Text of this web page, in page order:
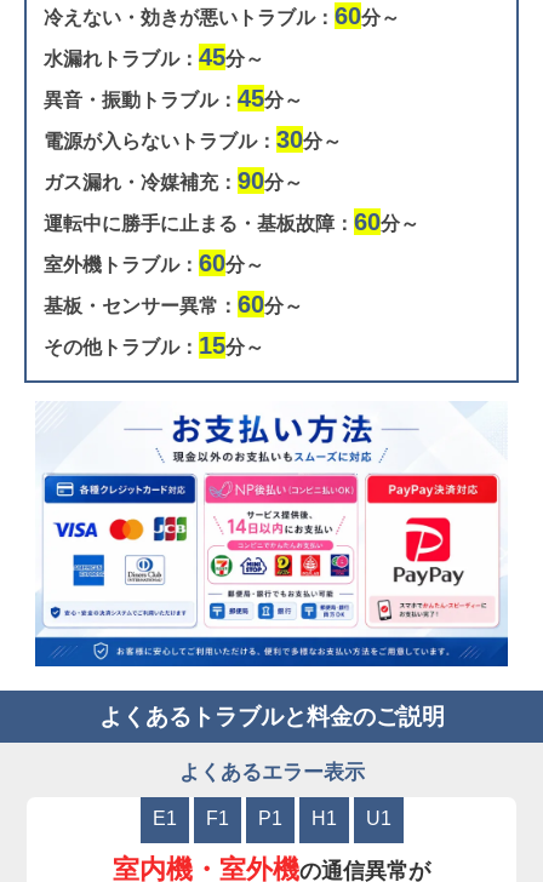
冷えない・効きが悪いトラブル： 60分～
水漏れトラブル： 45分～
異音・振動トラブル： 45分～
電源が入らないトラブル： 30分～
ガス漏れ・冷媒補充： 90分～
運転中に勝手に止まる・基板故障： 60分～
室外機トラブル： 60分～
基板・センサー異常： 60分～
その他トラブル： 15分～
よくあるトラブルと料金のご説明
よくあるエラー表示
E1 F1 P1 H1 U1
室内機・室外機の通信異常が